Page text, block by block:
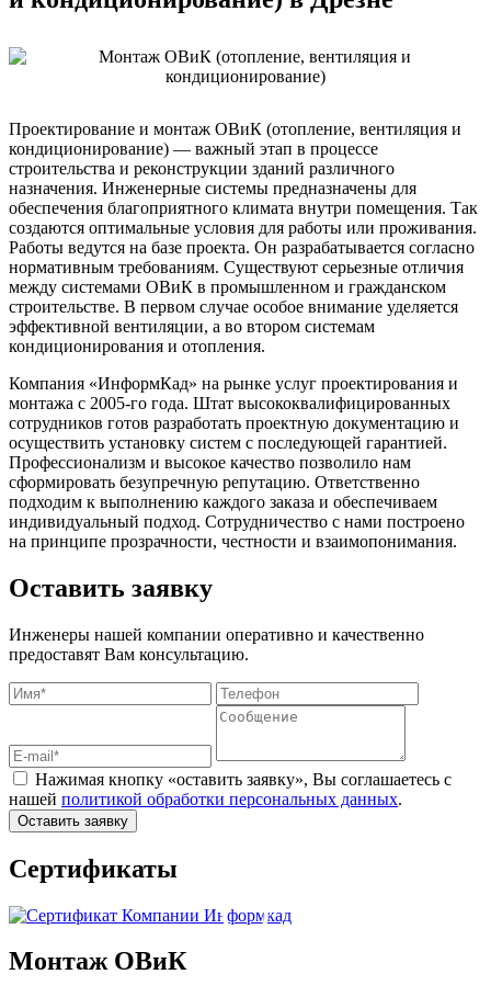
Проектирование и монтаж ОВиК (отопление, вентиляция и
кондиционирование) — важный этап в процессе
строительства и реконструкции зданий различного
назначения. Инженерные системы предназначены для
обеспечения благоприятного климата внутри помещения. Так
создаются оптимальные условия для работы или проживания.
Работы ведутся на базе проекта. Он разрабатывается согласно
нормативным требованиям. Существуют серьезные отличия
между системами ОВиК в промышленном и гражданском
строительстве. В первом случае особое внимание уделяется
эффективной вентиляции, а во втором системам
кондиционирования и отопления.
Компания «ИнформКад» на рынке услуг проектирования и
монтажа с 2005-го года. Штат высококвалифицированных
сотрудников готов разработать проектную документацию и
осуществить установку систем с последующей гарантией.
Профессионализм и высокое качество позволило нам
сформировать безупречную репутацию. Ответственно
подходим к выполнению каждого заказа и обеспечиваем
индивидуальный подход. Сотрудничество с нами построено
на принципе прозрачности, честности и взаимопонимания.
Оставить заявку
Инженеры нашей компании оперативно и качественно
предоставят Вам консультацию.
Нажимая кнопку «оставить заявку», Вы соглашаетесь с
нашей политикой обработки персональных данных.
Оставить заявку
Сертификаты
Монтаж ОВиК